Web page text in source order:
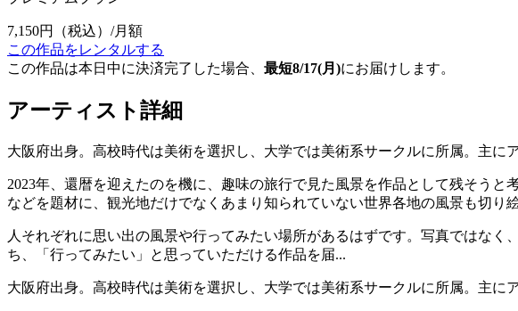
7,150円
（税込）/月額
この作品をレンタルする
この作品は本日中に決済完了した場合、 最短8/17(月)にお届けします。
アーティスト詳細
大阪府出身。高校時代は美術を選択し、大学では美術系サークルに所属。主に
2023年、還暦を迎えたのを機に、趣味の旅行で見た風景を作品として残そう
などを題材に、観光地だけでなくあまり知られていない世界各地の風景も切り
人それぞれに思い出の風景や行ってみたい場所があるはずです。写真ではな
ち、「行ってみたい」と思っていただける作品を届...
大阪府出身。高校時代は美術を選択し、大学では美術系サークルに所属。主に